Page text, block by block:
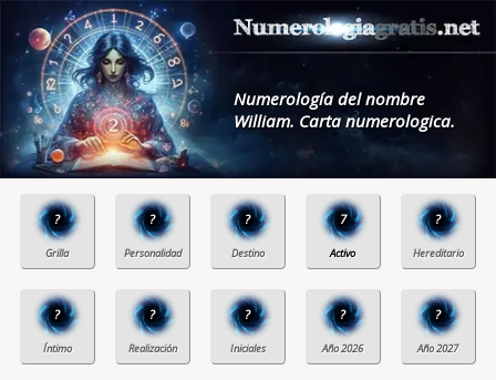
Numerología del nombre
William. Carta numerologica.
? ? ? 7 ?
? ? ? ? ?